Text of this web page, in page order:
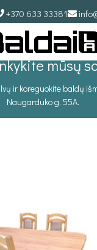
+370 633 33381
mūsų
ir koreguokite baldų
Naugarduko g. 55A.